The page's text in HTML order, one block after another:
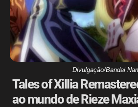
Divulgação/Bandai
Tales of Xillia
ao mundo de Rieze